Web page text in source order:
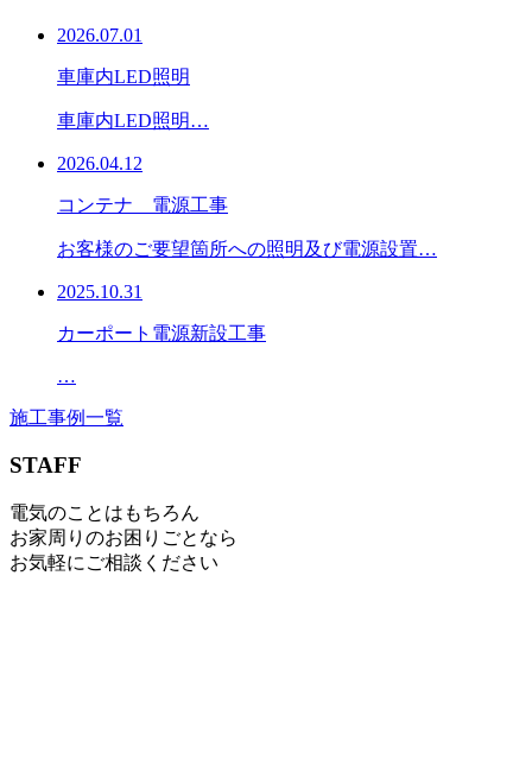
2026.07.01
車庫内LED照明
車庫内LED照明…
2026.04.12
コンテナ 電源工事
お客様のご要望箇所への照明及び電源設置…
2025.10.31
カーポート電源新設工事
…
施工事例一覧
STAFF
電気のことはもちろん
お家周りのお困りごとなら
お気軽にご相談ください